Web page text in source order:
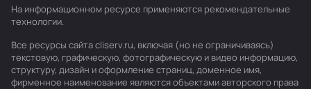
На информационном ресурсе применяются рекомендательные
технологии.
Все ресурсы сайта cliserv.ru, включая (но не ограничиваясь)
текстовую, графическую, фотографическую и видео информацию,
структуру, дизайн и оформление страниц, доменное имя,
фирменное наименование являются объектами авторского права